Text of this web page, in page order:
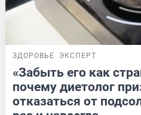
ЗДОРОВЬЕ ЭКСПЕРТ
«Забыть его как
почему диетолог
отказаться от